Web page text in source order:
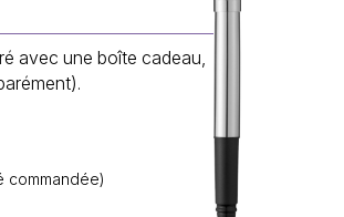
avec une boîte cadeau,
commandée)